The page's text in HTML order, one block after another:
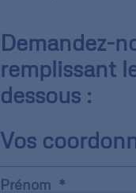
Demandez-
remplissant
dessous :
Vos
Prénom